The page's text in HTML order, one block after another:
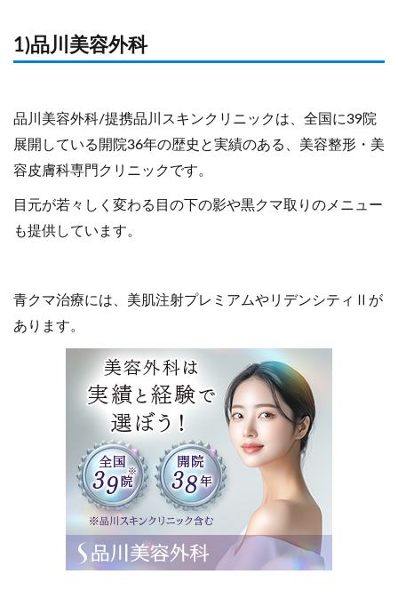
1)品川美容外科
品川美容外科/提携品川スキンクリニックは、全国に39院
展開している開院36年の歴史と実績のある、美容整形・美
容皮膚科専門クリニックです。
目元が若々しく変わる目の下の影や黒クマ取りのメニュー
も提供しています。
青クマ治療には、美肌注射プレミアムやリデンシティⅡが
あります。